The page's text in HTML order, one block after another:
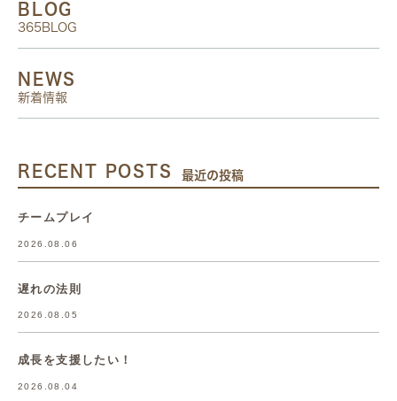
BLOG
365BLOG
NEWS
新着情報
RECENT POSTS 最近の投稿
チームプレイ
2026.08.06
遅れの法則
2026.08.05
成長を支援したい！
2026.08.04